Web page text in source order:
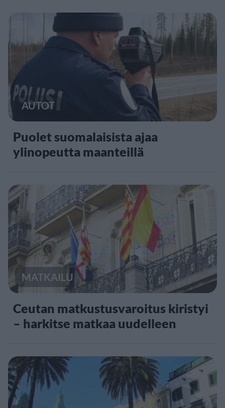
AUTOT
Puolet suomalaisista ajaa
ylinopeutta maanteillä
MATKAILU
Ceutan matkustusvaroitus kiristyi
– harkitse matkaa uudelleen